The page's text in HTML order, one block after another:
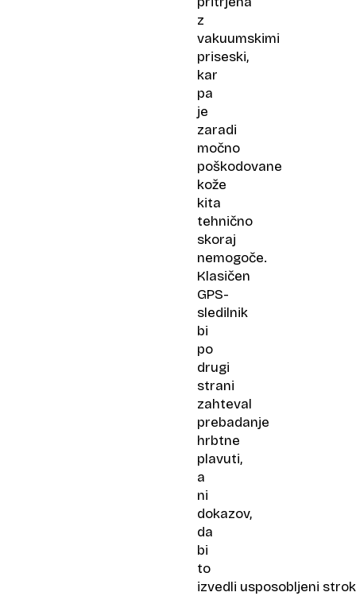
z
vakuumskimi
priseski,
kar
pa
je
zaradi
močno
poškodovane
kože
kita
tehnično
skoraj
nemogoče.
Klasičen
GPS-
sledilnik
bi
po
drugi
strani
zahteval
prebadanje
hrbtne
plavuti,
a
ni
dokazov,
da
bi
to
izvedli usposobljeni